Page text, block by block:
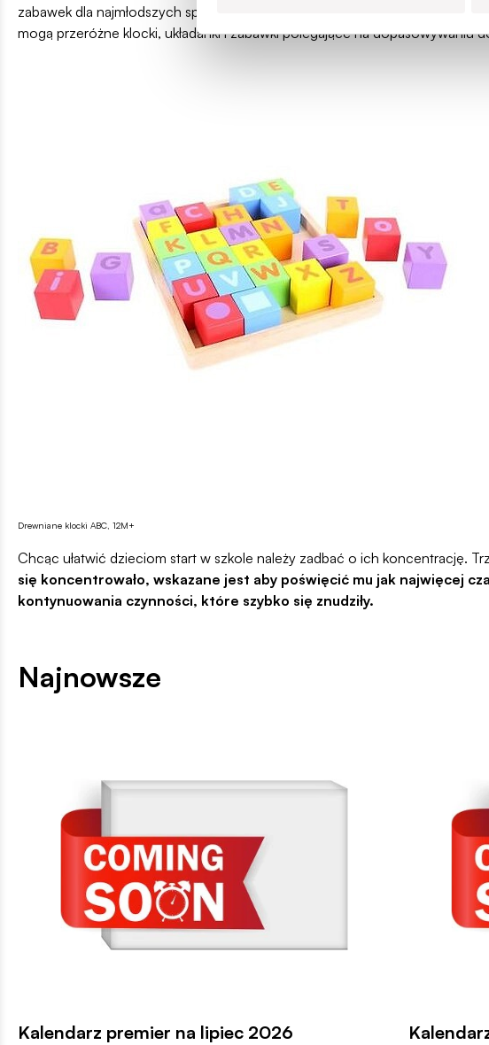
zabawek dla najmłodszych sprawi, że zabawa będzie rzeczywiście
mogą przeróżne klocki, układanki i zabawki polegające na dopasowywaniu
Drewniane klocki ABC, 12M+
Chcąc ułatwić dzieciom start w szkole należy zadbać o ich koncentrację.
się koncentrowało, wskazane jest aby poświęcić mu jak najwięcej
kontynuowania czynności, które szybko się znudziły.
Najnowsze
Kalendarz premier na lipiec 2026